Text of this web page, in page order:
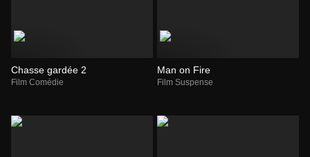
Chasse gardée 2
Film Comédie
Man on Fire
Film Suspense